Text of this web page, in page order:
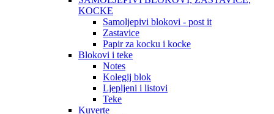
KOCKE
Samoljepivi blokovi - post it
Zastavice
Papir za kocku i kocke
Blokovi i teke
Notes
Kolegij blok
Ljepljeni i listovi
Teke
Kuverte